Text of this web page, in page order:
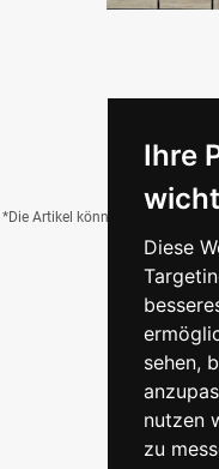
Ihre
Diese
sehen,
nutzen
zu
*Die Artikel können durch
von